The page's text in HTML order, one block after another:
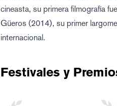
cineasta, su primera filmografía
Güeros (2014), su primer
internacional.
Festivales y